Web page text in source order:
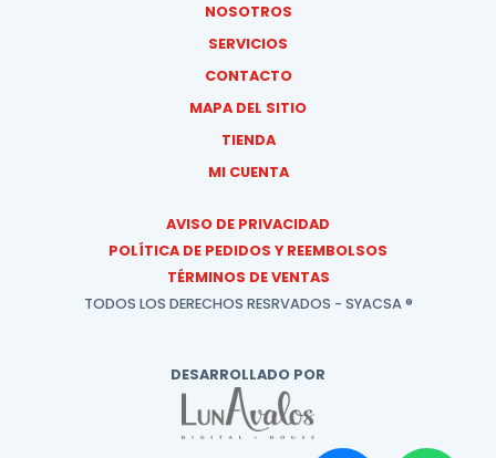
NOSOTROS
SERVICIOS
CONTACTO
MAPA DEL SITIO
TIENDA
MI CUENTA
AVISO DE PRIVACIDAD
POLÍTICA DE PEDIDOS Y REEMBOLSOS
TÉRMINOS DE VENTAS
TODOS LOS DERECHOS RESRVADOS - SYACSA ®
DESARROLLADO POR